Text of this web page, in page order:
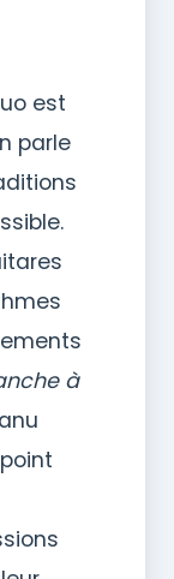
est
parle
à